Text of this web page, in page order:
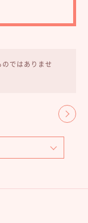
ではありませ